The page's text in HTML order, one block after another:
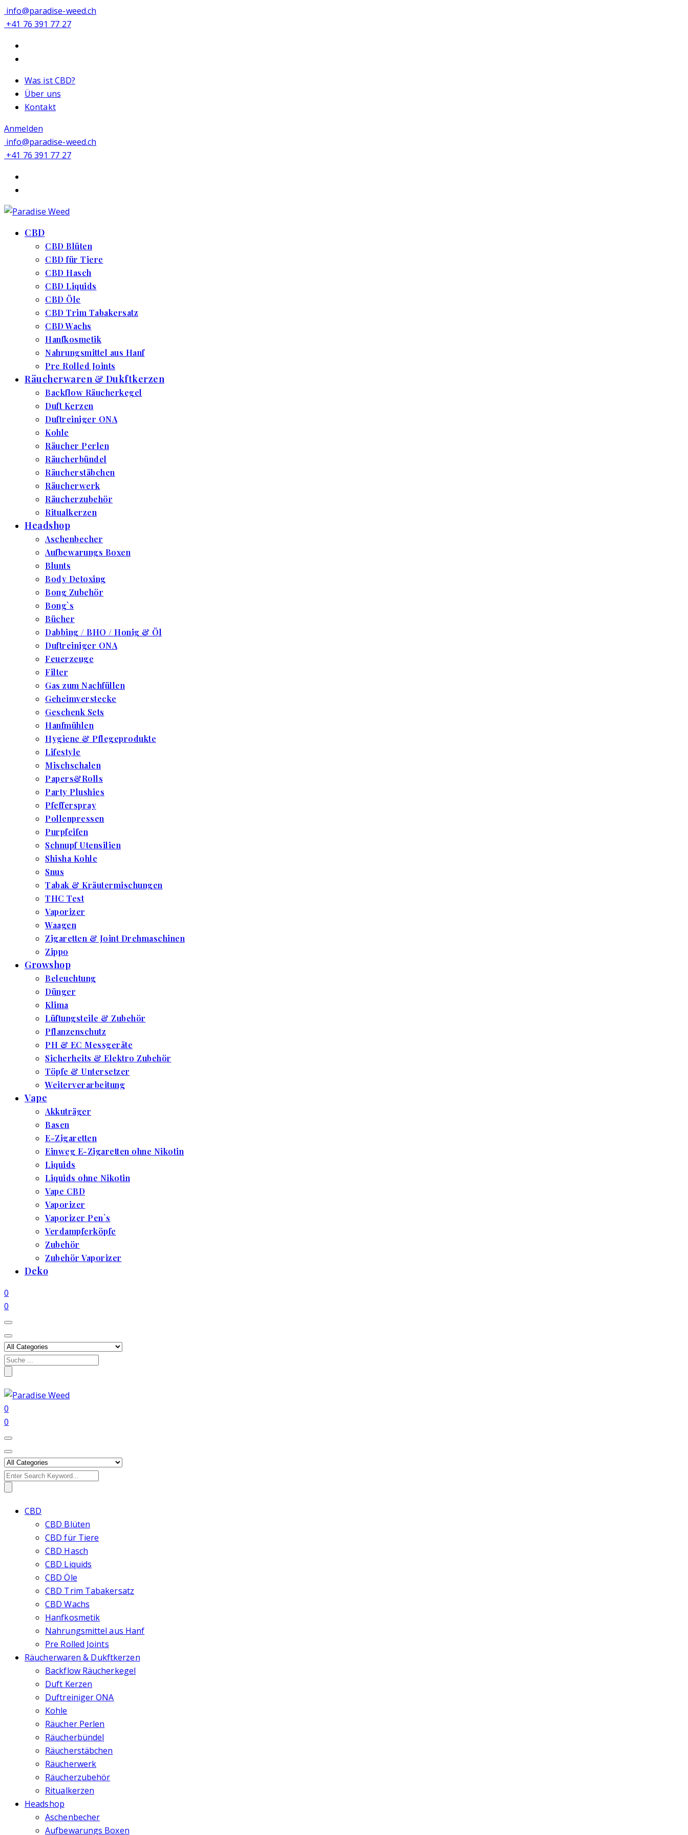
info@paradise-weed.ch
+41 76 391 77 27
Was ist CBD?
Über uns
Kontakt
Anmelden
info@paradise-weed.ch
+41 76 391 77 27
CBD
CBD Blüten
CBD für Tiere
CBD Hasch
CBD Liquids
CBD Öle
CBD Trim Tabakersatz
CBD Wachs
Hanfkosmetik
Nahrungsmittel aus Hanf
Pre Rolled Joints
Räucherwaren & Dukftkerzen
Backflow Räucherkegel
Duft Kerzen
Duftreiniger ONA
Kohle
Räucher Perlen
Räucherbündel
Räucherstäbchen
Räucherwerk
Räucherzubehör
Ritualkerzen
Headshop
Aschenbecher
Aufbewarungs Boxen
Blunts
Body Detoxing
Bong Zubehör
Bong`s
Bücher
Dabbing / BHO / Honig & Öl
Duftreiniger ONA
Feuerzeuge
Filter
Gas zum Nachfüllen
Geheimverstecke
Geschenk Sets
Hanfmühlen
Hygiene & Pflegeprodukte
Lifestyle
Mischschalen
Papers&Rolls
Party Plushies
Pfefferspray
Pollenpressen
Purpfeifen
Schnupf Utensilien
Shisha Kohle
Snus
Tabak & Kräutermischungen
THC Test
Vaporizer
Waagen
Zigaretten & Joint Drehmaschinen
Zippo
Growshop
Beleuchtung
Dünger
Klima
Lüftungsteile & Zubehör
Pflanzenschutz
PH & EC Messgeräte
Sicherheits & Elektro Zubehör
Töpfe & Untersetzer
Weiterverarbeitung
Vape
Akkuträger
Basen
E-Zigaretten
Einweg E-Zigaretten ohne Nikotin
Liquids
Liquids ohne Nikotin
Vape CBD
Vaporizer
Vaporizer Pen`s
Verdampferköpfe
Zubehör
Zubehör Vaporizer
Deko
0
0
Search
0
0
Search
CBD
CBD Blüten
CBD für Tiere
CBD Hasch
CBD Liquids
CBD Öle
CBD Trim Tabakersatz
CBD Wachs
Hanfkosmetik
Nahrungsmittel aus Hanf
Pre Rolled Joints
Räucherwaren & Dukftkerzen
Backflow Räucherkegel
Duft Kerzen
Duftreiniger ONA
Kohle
Räucher Perlen
Räucherbündel
Räucherstäbchen
Räucherwerk
Räucherzubehör
Ritualkerzen
Headshop
Aschenbecher
Aufbewarungs Boxen